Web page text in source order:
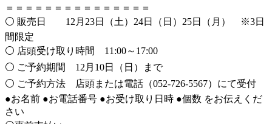
＝＝＝＝＝＝＝＝＝＝＝＝＝＝＝
⚪️ 販売日 12月23日（土）24日（日）25日（月） ※3日
間限定
⚪️ 店頭受け取り時間 11:00～17:00
⚪️ ご予約期間 12月10日（日）まで
⚪️ ご予約方法 店頭または電話（052-726-5567）にて受付
●お名前 ●お電話番号 ●お受け取り日時 ●個数 をお伝えくだ
さい